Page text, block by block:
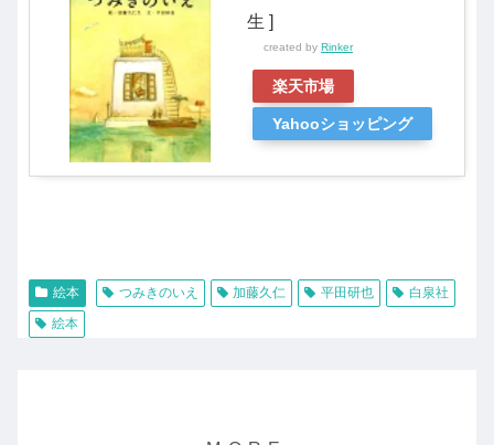
生 ]
created by Rinker
楽天市場
Yahooショッピング
絵本 つみきのいえ 加藤久仁 平田研也
白泉社
絵本